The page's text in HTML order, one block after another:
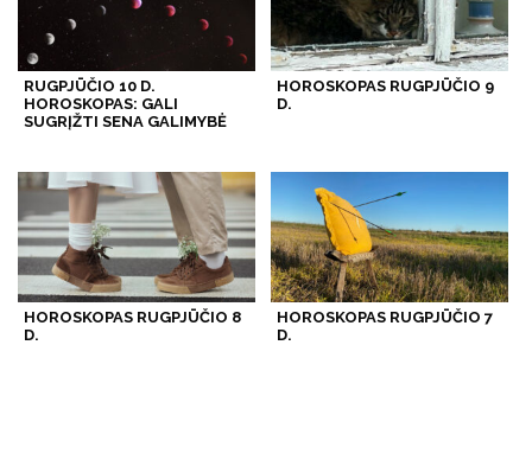
RUGPJŪČIO 10 D.
HOROSKOPAS: GALI
SUGRĮŽTI SENA GALIMYBĖ
HOROSKOPAS RUGPJŪČIO 9
D.
HOROSKOPAS RUGPJŪČIO 8
D.
HOROSKOPAS RUGPJŪČIO 7
D.